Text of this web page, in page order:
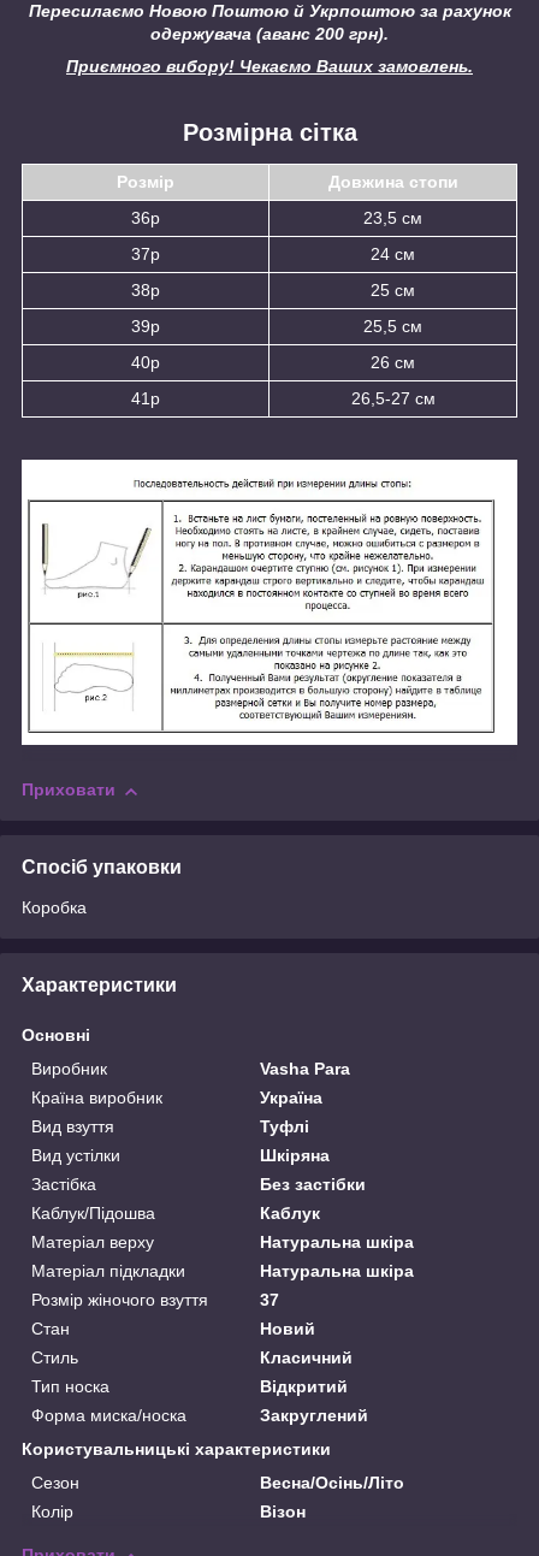
Пересилаємо Новою Поштою й Укрпоштою за рахунок
одержувача (аванс 200 грн).
Приємного вибору! Чекаємо Ваших замовлень.
Розмірна сітка
Розмір
Довжина стопи
36р
23,5 см
37р
24 см
38р
25 см
39р
25,5 см
40р
26 см
41р
26,5-27 см
Приховати
Спосіб упаковки
Коробка
Характеристики
Основні
Виробник
Vasha Para
Країна виробник
Україна
Вид взуття
Туфлі
Вид устілки
Шкіряна
Застібка
Без застібки
Каблук/Підошва
Каблук
Матеріал верху
Натуральна шкіра
Матеріал підкладки
Натуральна шкіра
Розмір жіночого взуття
37
Стан
Новий
Стиль
Класичний
Тип носка
Відкритий
Форма миска/носка
Закруглений
Користувальницькі характеристики
Сезон
Весна/Осінь/Літо
Колір
Візон